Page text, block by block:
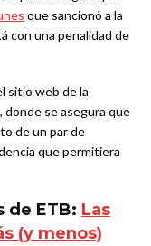
que sancionó a la
con una penalidad de
sitio web de la
se asegura que
de un par de
que permitiera
de ETB: Las
(y menos)